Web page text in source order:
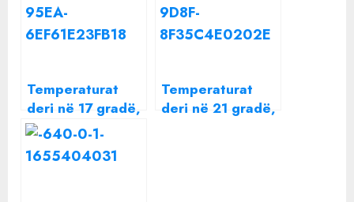
Temperaturat
deri në 17 gradë,
parashikimi i
motit për sot
Temperaturat
deri në 21 gradë,